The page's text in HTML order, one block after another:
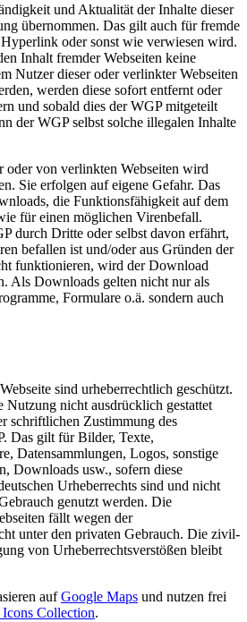
und Aktualität der Inhalte dieser
übernommen. Das gilt auch für fremde
oder sonst wie verwiesen wird.
Inhalt fremder Webseiten keine
Nutzer dieser oder verlinkter Webseiten
werden diese sofort entfernt oder
und sobald dies der WGP mitgeteilt
der WGP selbst solche illegalen Inhalte
oder von verlinkten Webseiten wird
Sie erfolgen auf eigene Gefahr. Das
die Funktionsfähigkeit auf dem
für einen möglichen Virenbefall.
durch Dritte oder selbst davon erfährt,
befallen ist und/oder aus Gründen der
funktionieren, wird der Download
Als Downloads gelten nicht nur als
Formulare o.ä. sondern auch
sind urheberrechtlich geschützt.
Nutzung nicht ausdrücklich gestattet
schriftlichen Zustimmung des
Das gilt für Bilder, Texte,
Datensammlungen, Logos, sonstige
Downloads usw., sofern diese
Urheberrechts sind und nicht
genutzt werden. Die
fällt wegen der
unter den privaten Gebrauch. Die zivil-
von Urheberrechtsverstößen bleibt
aufGoogle Maps und nutzen frei
Collection.